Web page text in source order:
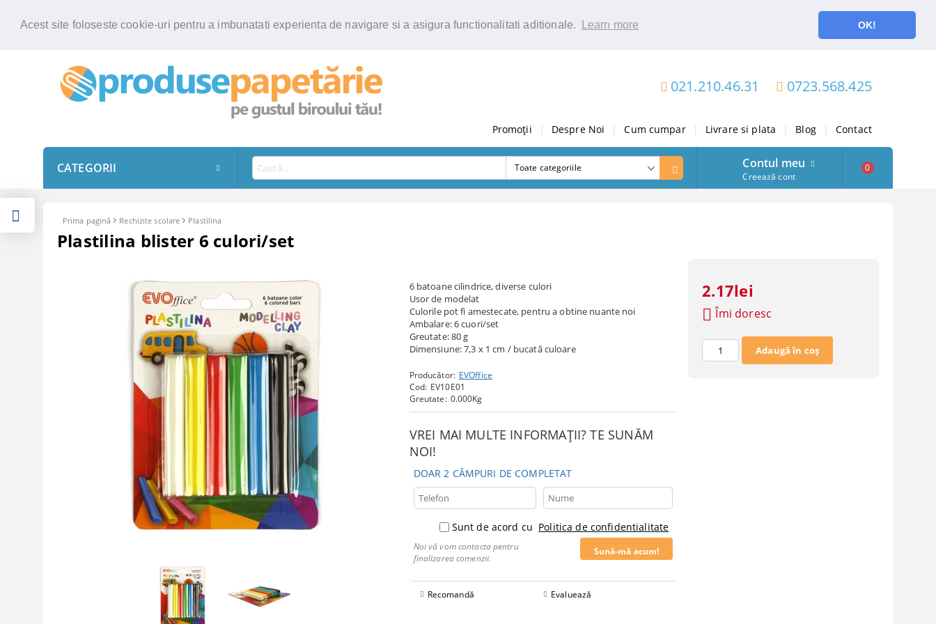
Acest site foloseste cookie-uri pentru a imbunatati experienta de navigare si a asigura functionalitati aditionale. Learn more OK!
021.210.46.31 0723.568.425
Promoții Despre Noi Cum cumpar Livrare si plata Blog Contact
CATEGORII Contul meu
Creează cont
0
Prima pagină Rechizite scolare Plastilina
Plastilina blister 6 culori/set
6 batoane cilindrice, diverse culori
Usor de modelat
Culorile pot fi amestecate, pentru a obtine nuante noi
Ambalare: 6 cuori/set
Greutate: 80 g
Dimensiune: 7,3 x 1 cm / bucată culoare
Producător: EVOffice
Cod: EV10E01
Greutate: 0.000Kg
VREI MAI MULTE INFORMAȚII? TE SUNĂM
NOI!
DOAR 2 CÂMPURI DE COMPLETAT
Sunt de acord cu Politica de confidentialitate
Noi vă vom contacta pentru
finalizarea comenzii.
Recomandă Evaluează
2.17lei
Îmi doresc